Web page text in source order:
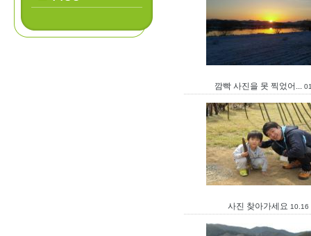
깜빡 사진을 못 찍었어...
사진 찾아가세요 10.16